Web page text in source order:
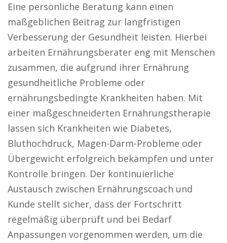
Eine persönliche Beratung kann einen
maßgeblichen Beitrag zur langfristigen
Verbesserung der Gesundheit leisten. Hierbei
arbeiten Ernährungsberater eng mit Menschen
zusammen, die aufgrund ihrer Ernährung
gesundheitliche Probleme oder
ernährungsbedingte Krankheiten haben. Mit
einer maßgeschneiderten Ernährungstherapie
lassen sich Krankheiten wie Diabetes,
Bluthochdruck, Magen-Darm-Probleme oder
Übergewicht erfolgreich bekämpfen und unter
Kontrolle bringen. Der kontinuierliche
Austausch zwischen Ernährungscoach und
Kunde stellt sicher, dass der Fortschritt
regelmäßig überprüft und bei Bedarf
Anpassungen vorgenommen werden, um die